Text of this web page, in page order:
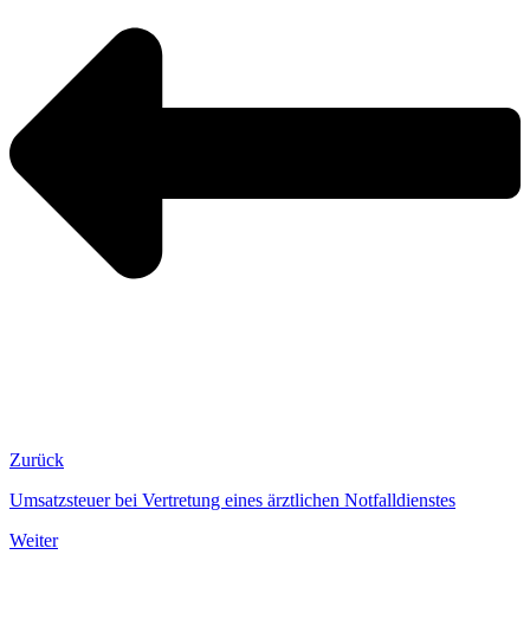
Zurück
Umsatzsteuer bei Vertretung eines ärztlichen Notfalldienstes
Weiter